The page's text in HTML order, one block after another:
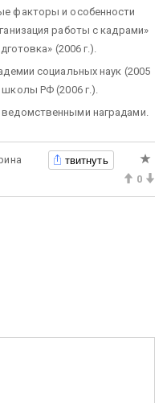
факторы и особенности
работы с кадрами»
(2006 г.).
социальных наук (2005
РФ (2006 г.).
наградами.
твитнуть
0